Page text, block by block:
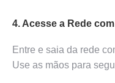
4. Acesse a Rede
Entre e saia da rede
Use as mãos para